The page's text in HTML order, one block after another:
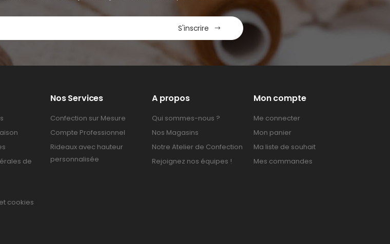
S'inscrire
de
cookies
Nos Services
Confection sur Mesure
Compte Professionnel
Rideaux avec hauteur
personnalisée
A propos
Qui sommes-nous ?
Nos Magasins
Notre Atelier de Confection
Rejoignez nos équipes !
Mon compte
Me connecter
Mon panier
Ma liste de souhait
Mes commandes